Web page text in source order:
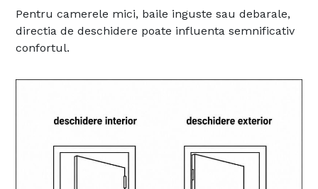
Pentru camerele mici, baile inguste sau debarale,
directia de deschidere poate influenta semnificativ
confortul.